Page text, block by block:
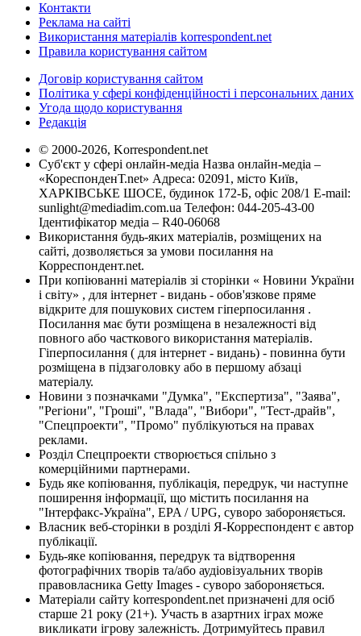
Контакти
Реклама на сайті
Використання матеріалів korrespondent.net
Правила користування сайтом
Договір користування сайтом
Політика у сфері конфіденційності і персональних даних
Угода щодо користування
Редакція
© 2000-2026, Korrespondent.net
Суб'єкт у сфері онлайн-медіа Назва онлайн-медіа –
«КореспонденТ.net» Адреса: 02091, місто Київ,
ХАРКІВСЬКЕ ШОСЕ, будинок 172-Б, офіс 208/1 E-mail:
sunlight@mediadim.com.ua Телефон: 044-205-43-00
Ідентифікатор медіа – R40-06068
Використання будь-яких матеріалів, розміщених на
сайті, дозволяється за умови посилання на
Корреспондент.net.
При копіюванні матеріалів зі сторінки « Новини України
і світу» , для інтернет - видань - обов'язкове пряме
відкрите для пошукових систем гіперпосилання .
Посилання має бути розміщена в незалежності від
повного або часткового використання матеріалів.
Гіперпосилання ( для інтернет - видань) - повинна бути
розміщена в підзаголовку або в першому абзаці
матеріалу.
Новини з позначками "Думка", "Експертиза", "Заява",
"Регіони", "Гроші", "Влада", "Вибори", "Тест-драйв",
"Спецпроекти", "Промо" публікуються на правах
реклами.
Розділ Спецпроекти створюється спільно з
комерційними партнерами.
Будь яке копіювання, публікація, передрук, чи наступне
поширення інформації, що містить посилання на
"Інтерфакс-Україна", EPA / UPG, суворо забороняється.
Власник веб-сторінки в розділі Я-Корреспондент є автор
публікації.
Будь-яке копіювання, передрук та відтворення
фотографічних творів та/або аудіовізуальних творів
правовласника Getty Images - суворо забороняється.
Матеріали сайту korrespondent.net призначені для осіб
старше 21 року (21+). Участь в азартних іграх може
викликати ігрову залежність. Дотримуйтесь правил